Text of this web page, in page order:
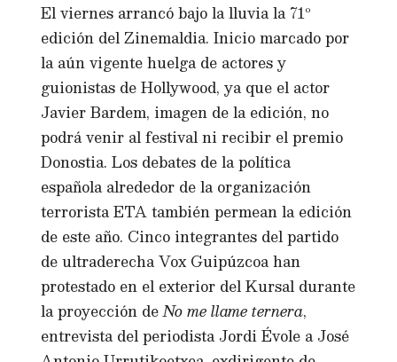
El viernes arrancó bajo la lluvia la 71º
edición del Zinemaldia. Inicio marcado por
la aún vigente huelga de actores y
guionistas de Hollywood, ya que el actor
Javier Bardem, imagen de la edición, no
podrá venir al festival ni recibir el premio
Donostia. Los debates de la política
española alrededor de la organización
terrorista ETA también permean la edición
de este año. Cinco integrantes del partido
de ultraderecha Vox Guipúzcoa han
protestado en el exterior del Kursal durante
la proyección deNo me llame ternera,
entrevista del periodista Jordi Évole a José